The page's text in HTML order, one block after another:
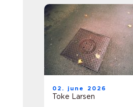
02. june 2026
Toke Larsen